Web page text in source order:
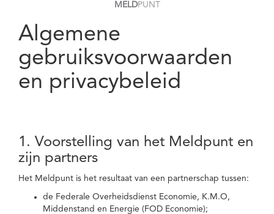
MELDPUNT
Algemene
gebruiksvoorwaarden
en privacybeleid
1. Voorstelling van het Meldpunt en
zijn partners
Het Meldpunt is het resultaat van een partnerschap tussen:
de Federale Overheidsdienst Economie, K.M.O,
Middenstand en Energie (FOD Economie);